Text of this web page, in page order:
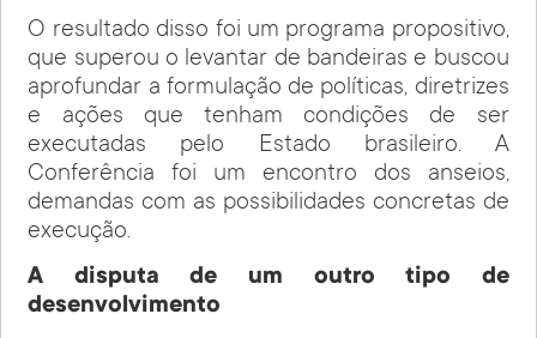
O resultado disso foi um programa propositivo,
que superou o levantar de bandeiras e buscou
aprofundar a formulação de políticas, diretrizes
e ações que tenham condições de ser
executadas pelo Estado brasileiro. A
Conferência foi um encontro dos anseios,
demandas com as possibilidades concretas de
execução.
A disputa de um outro tipo de
desenvolvimento